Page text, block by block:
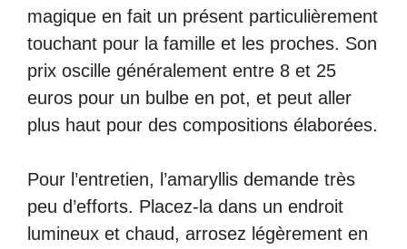
magique en fait un présent particulièrement
touchant pour la famille et les proches. Son
prix oscille généralement entre 8 et 25
euros pour un bulbe en pot, et peut aller
plus haut pour des compositions élaborées.
Pour l’entretien, l’amaryllis demande très
peu d’efforts. Placez-la dans un endroit
lumineux et chaud, arrosez légèrement en